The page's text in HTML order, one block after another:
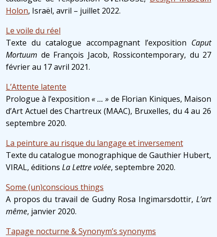
Holon, Israël, avril – juillet 2022.
Le voile du réel
Texte du catalogue accompagnant l’exposition Caput
Mortuum de François Jacob, Rossicontemporary, du 27
février au 17 avril 2021.
L’Attente latente
Prologue à l’exposition « … » de Florian Kiniques, Maison
d’Art Actuel des Chartreux (MAAC), Bruxelles, du 4 au 26
septembre 2020.
La peinture au risque du langage et inversement
Texte du catalogue monographique de Gauthier Hubert,
VIRAL, éditions La Lettre volée, septembre 2020.
Some (un)conscious things
A propos du travail de Gudny Rosa Ingimarsdottir, L’art
même, janvier 2020.
Tapage nocturne & Synonym’s synonyms